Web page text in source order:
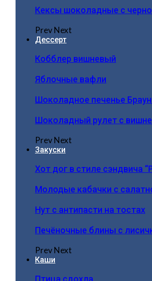
Кексы шоколадные с
PrevNext
Дессерт
Кобблер вишневый
Яблочные вафли
Шоколадное печенье
Шоколадный рулет с
PrevNext
Закуски
Хот дог в стиле сэндвича
Молодые кабачки с
Нут с антипасти на тостах
Печёночные блины с
PrevNext
Каши
Птица сдохла